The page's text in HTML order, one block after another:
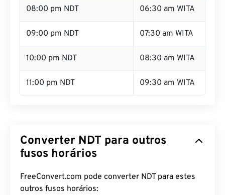
08:00 pm NDT 06:30 am WITA
09:00 pm NDT 07:30 am WITA
10:00 pm NDT 08:30 am WITA
11:00 pm NDT 09:30 am WITA
Converter NDT para outros
fusos horários
FreeConvert.com pode converter NDT para estes
outros fusos horários: